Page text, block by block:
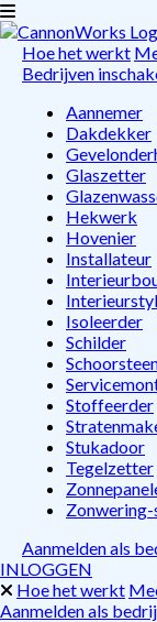
Hoe het werkt
Bedrijven
Aannemer
Dakdekker
Glaszetter
Hekwerk
Hovenier
Installateur
Isoleerder
Schilder
Stoffeerder
Stukadoor
Tegelzetter
Aanmelden als
INLOGGEN
Hoe het werkt
Aanmelden als